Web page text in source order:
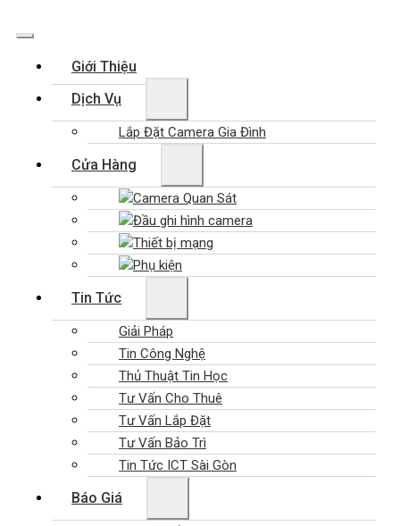
Giới Thiệu
Dịch Vụ
Lắp Đặt Camera Gia Đình
Cửa Hàng
Camera Quan Sát
Đầu ghi hình camera
Thiết bị mạng
Phụ kiện
Tin Tức
Giải Pháp
Tin Công Nghệ
Thủ Thuật Tin Học
Tư Vấn Cho Thuê
Tư Vấn Lắp Đặt
Tư Vấn Bảo Trì
Tin Tức ICT Sài Gòn
Báo Giá